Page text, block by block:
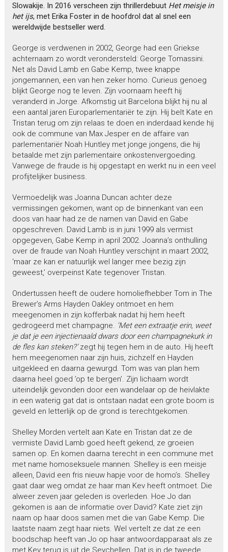
Slowakije. In 2016 verscheen zijn thrillerdebuut Het meisje in
het ijs, met Erika Foster in de hoofdrol dat al snel een
wereldwijde bestseller werd.
George is verdwenen in 2002, George had een Griekse
achternaam zo wordt verondersteld: George Tomassini.
Net als David Lamb en Gabe Kemp, twee knappe
jongemannen, een van hen zeker homo. Curieus genoeg
blijkt George nog te leven. Zijn voornaam heeft hij
veranderd in Jorge. Afkomstig uit Barcelona blijkt hij nu al
een aantal jaren Europarlementariër te zijn. Hij belt Kate en
Tristan terug om zijn relaas te doen en inderdaad kende hij
ook de commune van Max Jesper en de affaire van
parlementariër Noah Huntley met jonge jongens, die hij
betaalde met zijn parlementaire onkostenvergoeding.
Vanwege de fraude is hij opgestapt en werkt nu in een veel
profijtelijker business.
Vermoedelijk was Joanna Duncan achter deze
vermissingen gekomen, want op de binnenkant van een
doos van haar had ze de namen van David en Gabe
opgeschreven. David Lamb is in juni 1999 als vermist
opgegeven, Gabe Kemp in april 2002. Joanna’s onthulling
over de fraude van Noah Huntley verschijnt in maart 2002,
‘maar ze kan er natuurlijk wel langer mee bezig zijn
geweest,’ overpeinst Kate tegenover Tristan.
Ondertussen heeft de oudere homoliefhebber Tom in The
Brewer’s Arms Hayden Oakley ontmoet en hem
meegenomen in zijn kofferbak nadat hij hem heeft
gedrogeerd met champagne. ‘Met een extraatje erin, weet
je dat je een injectienaald dwars door een champagnekurk in
de fles kan steken?’zegt hij tegen hem in de auto. Hij heeft
hem meegenomen naar zijn huis, zichzelf en Hayden
uitgekleed en daarna gewurgd. Tom was van plan hem
daarna heel goed ’op te bergen’. Zijn lichaam wordt
uiteindelijk gevonden door een wandelaar op de heivlakte
in een waterig gat dat is ontstaan nadat een grote boom is
geveld en letterlijk op de grond is terechtgekomen.
Shelley Morden vertelt aan Kate en Tristan dat ze de
vermiste David Lamb goed heeft gekend, ze groeien
samen op. En komen daarna terecht in een commune met
met name homoseksuele mannen. Shelley is een meisje
alleen, David een fris nieuw hapje voor de homo’s. Shelley
gaat daar weg omdat ze haar man Kev heeft ontmoet. Die
alweer zeven jaar geleden is overleden. Hoe Jo dan
gekomen is aan de informatie over David? Kate ziet zijn
naam op haar doos samen met die van Gabe Kemp. Die
laatste naam zegt haar niets. Wel vertelt ze dat ze een
boodschap heeft van Jo op haar antwoordapparaat als ze
met Kev terug is uit de Seychellen. Dat is in de tweede